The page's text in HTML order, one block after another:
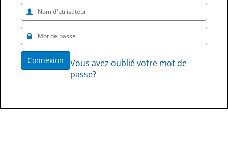
Connexion
Vous avez oublié votre mot de
passe?